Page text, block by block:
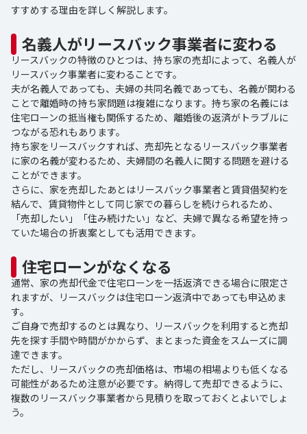
すすめする理由を詳しく解説します。
名義人がリースバック事業者に変わる
リースバックの特徴のひとつは、持ち家の売却によって、名義人が
リースバック事業者に変わることです。
夫が名義人であっても、夫婦の共同名義であっても、名義が関わる
ことで離婚時の持ち家問題は複雑になります。持ち家の名義には
住宅ローンの抵当権も関係するため、離婚後の返済がトラブルに
つながる恐れもあります。
持ち家をリースバックすれば、売却先となるリースバック事業者
に家の名義が変わるため、夫婦間の名義人に関する問題を避ける
ことができます。
さらに、家を売却したあとはリースバック事業者と賃貸借契約を
結んで、賃貸物件として同じ家での暮らしを続けられるため、
「売却したい」「住み続けたい」など、夫婦で異なる希望を持っ
ていた場合の折衷案としても活用できます。
住宅ローンがなくなる
通常、家の売却代金で住宅ローンを一括返済できる場合に限定さ
れますが、リースバックは住宅ローン返済中であっても申込めま
す。
ご自身で売却するのとは異なり、リースバックを利用すると売却
先を探す手間や時間がかからず、まとまった資金をスムーズに調
達できます。
ただし、リースバックの売却価格は、市場の相場よりも低くなる
可能性があるため注意が必要です。納得して売却できるように、
複数のリースバック事業者から見積りを取っておくとよいでしょ
う。